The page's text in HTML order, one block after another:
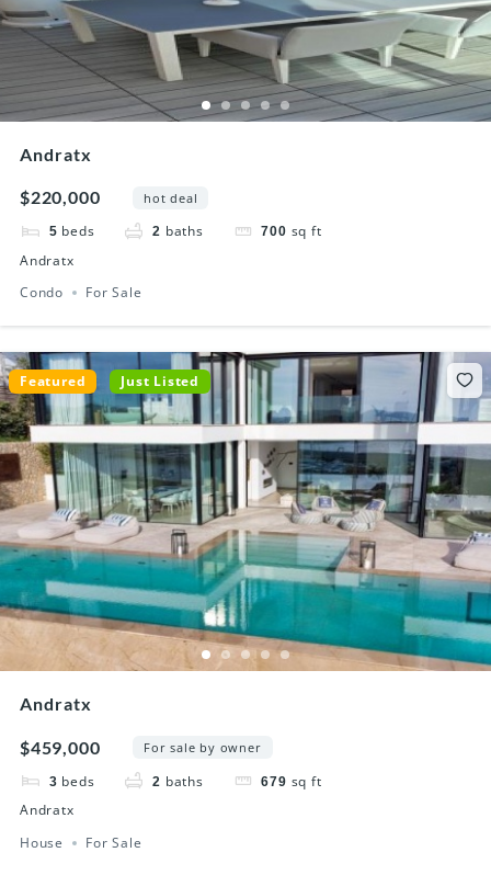
Andratx
$220,000 hot deal
5 beds 2 baths 700 sq ft
Andratx
Condo
For Sale
Featured Just Listed
Andratx
$459,000 For sale by owner
3 beds 2 baths 679 sq ft
Andratx
House
For Sale